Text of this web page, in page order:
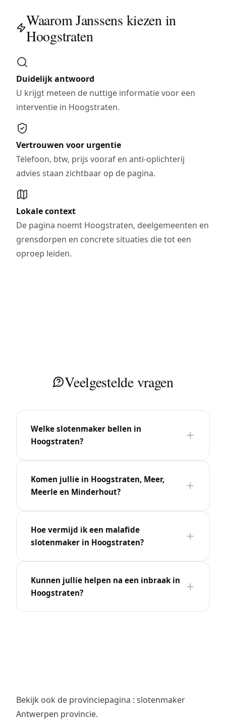
Waarom Janssens kiezen in
Hoogstraten
Duidelijk antwoord
U krijgt meteen de nuttige informatie voor een
interventie in Hoogstraten.
Vertrouwen voor urgentie
Telefoon, btw, prijs vooraf en anti-oplichterij
advies staan zichtbaar op de pagina.
Lokale context
De pagina noemt Hoogstraten, deelgemeenten en
grensdorpen en concrete situaties die tot een
oproep leiden.
Veelgestelde vragen
Welke slotenmaker bellen in
Hoogstraten?
Komen jullie in Hoogstraten, Meer,
Meerle en Minderhout?
Hoe vermijd ik een malafide
slotenmaker in Hoogstraten?
Kunnen jullie helpen na een inbraak in
Hoogstraten?
Bekijk ook de provinciepagina : slotenmaker
Antwerpen provincie.